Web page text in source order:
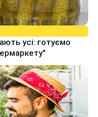
усі: готуємо